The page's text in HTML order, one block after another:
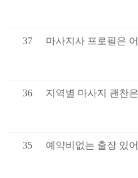
37 마사지사 프로필은
36 지역별 마사지 괜찬
35 예약비없는 출장 있